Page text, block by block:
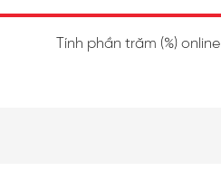
Tính phần trăm (%) online